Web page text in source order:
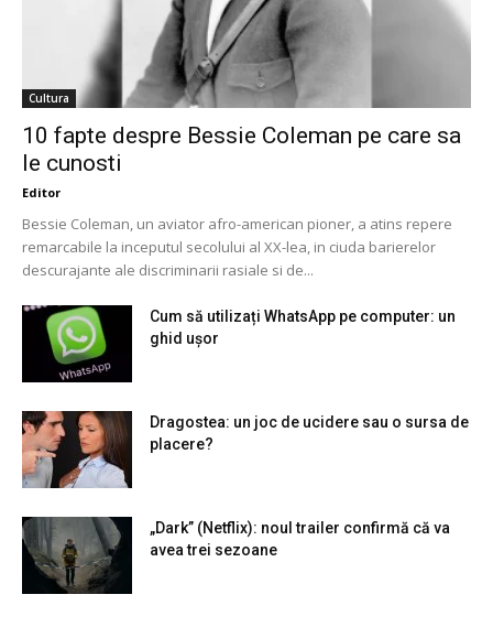
Cultura
10 fapte despre Bessie Coleman pe care sa
le cunosti
Editor
Bessie Coleman, un aviator afro-american pioner, a atins repere
remarcabile la inceputul secolului al XX-lea, in ciuda barierelor
descurajante ale discriminarii rasiale si de...
Cum să utilizați WhatsApp pe computer: un
ghid ușor
Dragostea: un joc de ucidere sau o sursa de
placere?
„Dark” (Netflix): noul trailer confirmă că va
avea trei sezoane